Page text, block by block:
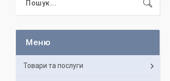
Товари та послуги